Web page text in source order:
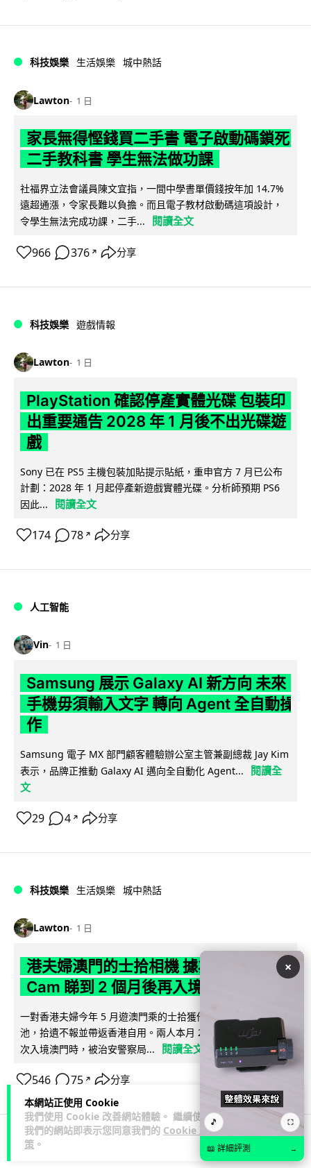
本網站正使用 Cookie
我們使用 Cookie 改善網站體驗。 繼續使用
我們的網站即表示您同意我們的 Cookie 政
策 。
科技娛樂 生活娛樂 城中熱話
Lawton 1 日
家長無得慳錢買二手書 電子啟動碼鎖死
二手教科書 學生無法做功課
社福界立法會議員陳文宜指，一間中學書單價錢按年加 14.7%
遠超通漲，令家長難以負擔。而且電子教材啟動碼這項設計，
令學生無法完成功課，二手...
閱讀全文
966 376 ↗ 分享
科技娛樂 遊戲情報
Lawton 1 日
PlayStation 確認停產實體光碟 包裝印
出重要通告 2028 年 1 月後不出光碟遊
戲
Sony 已在 PS5 主機包裝加貼提示貼紙，重申官方 7 月已公布
計劃：2028 年 1 月起停產新遊戲實體光碟。分析師預期 PS6
因此...
閱讀全文
174 78 ↗ 分享
人工智能
Vin 1 日
Samsung 展示 Galaxy AI 新方向 未來
手機毋須輸入文字 轉向 Agent 全自動操
作
Samsung 電子 MX 部門顧客體驗辦公室主管兼副總裁 Jay Kim
表示，品牌正推動 Galaxy AI 邁向全自動化 Agent...
閱讀全
文
29 4 ↗ 分享
科技娛樂 生活娛樂 城中熱話
Lawton 1 日
港夫婦澳門的士拾相機 據為己有被的士
Cam 睇到 2 個月後再入境被捕
一對香港夫婦今年 5 月遊澳門乘的士拾獲他人遺留相機及電
池，拾遺不報並帶返香港自用。兩人本月 2 日經港珠澳大橋再
次入境澳門時，被治安警察局...
閱讀全文
546 75 ↗ 分享
3C科技
×
🎵 ⛶
📖 詳細評測 →